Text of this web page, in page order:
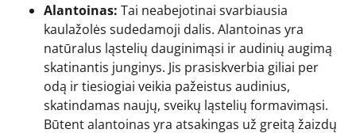
Alantoinas: Tai neabejotinai svarbiausia
kaulažolės sudedamoji dalis. Alantoinas yra
natūralus ląstelių dauginimąsi ir audinių augimą
skatinantis junginys. Jis prasiskverbia giliai per
odą ir tiesiogiai veikia pažeistus audinius,
skatindamas naujų, sveikų ląstelių formavimąsi.
Būtent alantoinas yra atsakingas už greitą žaizdų